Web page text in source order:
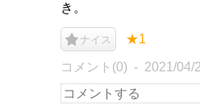
き。
ナイス ★1
コメント(0) 2021/04/